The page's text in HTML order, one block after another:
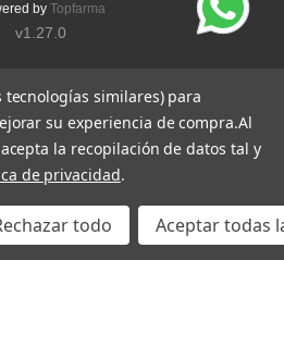
by Topfarma
v1.27.0
tecnologías similares) para
su experiencia de compra.Al
la recopilación de datos tal y
de privacidad.
todo Aceptar todas